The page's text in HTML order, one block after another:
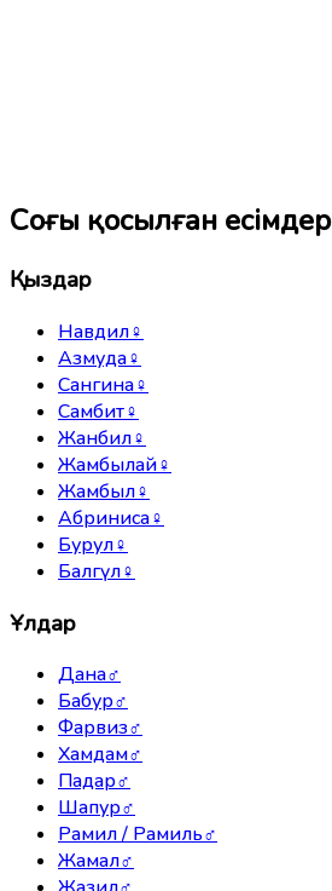
Соңғы қосылған есімдер
Қыздар
Навдил♀
Азмуда♀
Сангина♀
Самбит♀
Жанбил♀
Жамбылай♀
Жамбыл♀
Абриниса♀
Бурул♀
Балгүл♀
Ұлдар
Дана♂
Бабур♂
Фарвиз♂
Хамдам♂
Падар♂
Шапур♂
Рамил / Рамиль♂
Жамал♂